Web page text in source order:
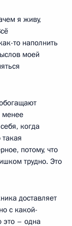
я живу,
то наполнить
моей
менее
когда
потому, что
трудно. Это
доставляет
с какой-
это – одна